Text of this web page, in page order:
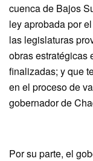
cuenca de Bajos
ley aprobada por
las legislaturas
obras estratégicas
finalizadas; y que
en el proceso de
gobernador de
Por su parte, el